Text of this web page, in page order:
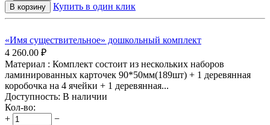
В корзину Купить в один клик
«Имя существительное» дошкольный комплект
4 260.00 ₽
Материал : Комплект состоит из нескольких наборов
ламинированных карточек 90*50мм(189шт) + 1 деревянная
коробочка на 4 ячейки + 1 деревянная...
Доступность: В наличии
Кол-во:
+
−